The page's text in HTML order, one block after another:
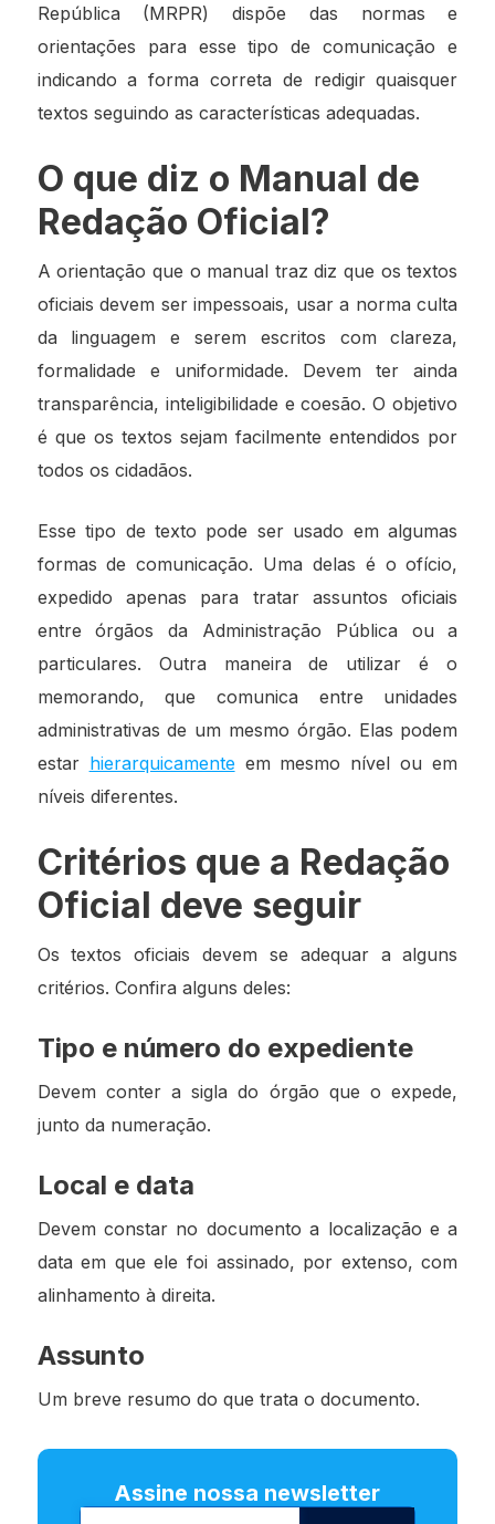
República (MRPR) dispõe das normas e
orientações para esse tipo de comunicação e
indicando a forma correta de redigir quaisquer
textos seguindo as características adequadas.
O que diz o Manual de
Redação Oficial?
A orientação que o manual traz diz que os textos
oficiais devem ser impessoais, usar a norma culta
da linguagem e serem escritos com clareza,
formalidade e uniformidade. Devem ter ainda
transparência, inteligibilidade e coesão. O objetivo
é que os textos sejam facilmente entendidos por
todos os cidadãos.
Esse tipo de texto pode ser usado em algumas
formas de comunicação. Uma delas é o ofício,
expedido apenas para tratar assuntos oficiais
entre órgãos da Administração Pública ou a
particulares. Outra maneira de utilizar é o
memorando, que comunica entre unidades
administrativas de um mesmo órgão. Elas podem
estar hierarquicamenteem mesmo nível ou em
níveis diferentes.
Critérios que a Redação
Oficial deve seguir
Os textos oficiais devem se adequar a alguns
critérios. Confira alguns deles:
Tipo e número do expediente
Devem conter a sigla do órgão que o expede,
junto da numeração.
Local e data
Devem constar no documento a localização e a
data em que ele foi assinado, por extenso, com
alinhamento à direita.
Assunto
Um breve resumo do que trata o documento.
Assine nossa newsletter